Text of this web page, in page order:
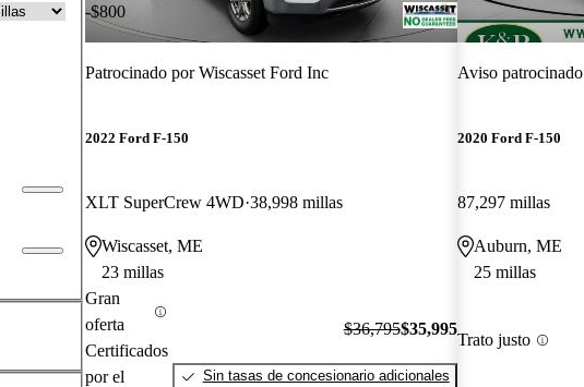
-$800
Patrocinado porWiscasset Ford Inc
2022 Ford F-150
XLT SuperCrew 4WD 38,998 millas
Wiscasset, ME
23 millas
Gran
oferta
Certificados
por el
$36,795$35,995
Sin tasas de concesionario adicionales
Aviso patrocinado
2020 Ford F-150
87,297 millas
Auburn, ME
25 millas
Trato justo